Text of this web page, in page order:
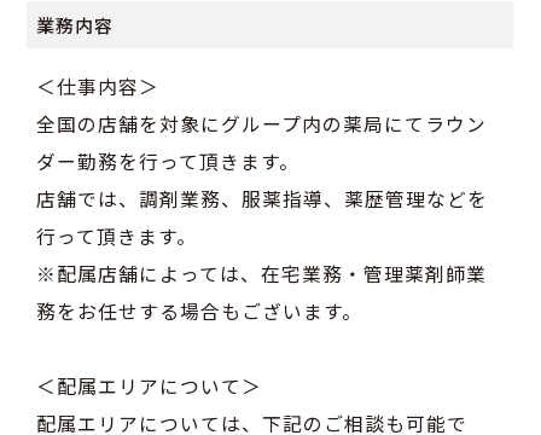
業務内容
＜仕事内容＞
全国の店舗を対象にグループ内の薬局にてラウン
ダー勤務を行って頂きます。
店舗では、調剤業務、服薬指導、薬歴管理などを
行って頂きます。
※配属店舗によっては、在宅業務・管理薬剤師業
務をお任せする場合もございます。
＜配属エリアについて＞
配属エリアについては、下記のご相談も可能で